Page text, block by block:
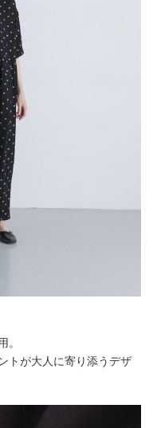
。
トが大人に寄り添うデザ